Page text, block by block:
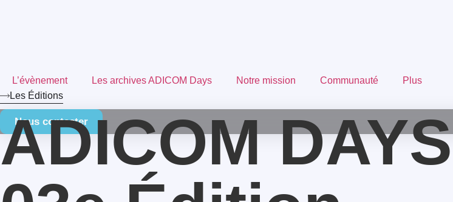
L’évènement Les archives ADICOM Days Notre mission Communauté Plus
Nous contacter
Les Éditions
ADICOM DAYS